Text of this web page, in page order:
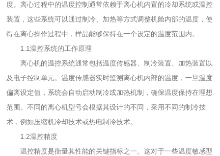
度。离心过程中的温度控制通常依赖于离心机内置的冷却系统或温控
装置，这些系统可以通过制冷、加热等方式调整机舱内部的温度，使
得在离心操作过程中，样品能够保持在一个设定的温度范围内。
1.1温控系统的工作原理
离心机的温控系统通常包括温度传感器、制冷装置、加热装置以
及电子控制单元。温度传感器实时监测离心机内部的温度，一旦温度
偏离设定值，系统会自动启动制冷或加热机制，确保温度保持在理想
范围。不同的离心机型号会根据其设计的不同，采用不同的制冷技
术，例如压缩机冷却技术或热电制冷技术。
1.2温控精度
温控精度是衡量其性能的关键指标之一。这对于一些温度敏感型